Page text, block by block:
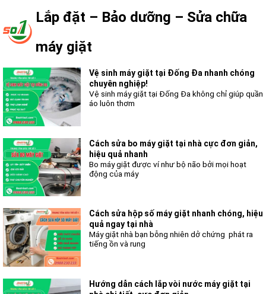
Lắp đặt – Bảo dưỡng – Sửa chữa
máy giặt
Vệ sinh máy giặt tại Đống Đa nhanh chóng
chuyên nghiệp!
Vệ sinh máy giặt tại Đống Đa không chỉ giúp quần
áo luôn thơm
Cách sửa bo máy giặt tại nhà cực đơn giản,
hiệu quả nhanh
Bo máy giặt được ví như bộ não bởi mọi hoạt
động của máy
Cách sửa hộp số máy giặt nhanh chóng, hiệu
quả ngay tại nhà
Máy giặt nhà bạn bỗng nhiên dở chứng phát ra
tiếng ồn và rung
Hướng dẫn cách lắp vòi nước máy giặt tại